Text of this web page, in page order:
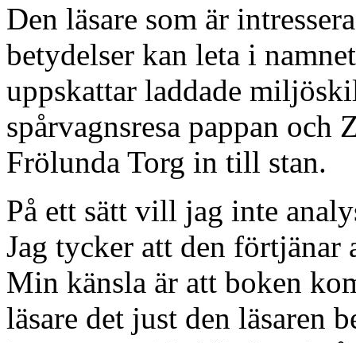
Den läsare som är
betydelser kan leta i
uppskattar laddade
spårvagnsresa pappan och
Frölunda Torg in till stan.
På ett sätt vill jag inte
Jag tycker att den förtjänar
Min känsla är att boken
läsare det just den läsaren